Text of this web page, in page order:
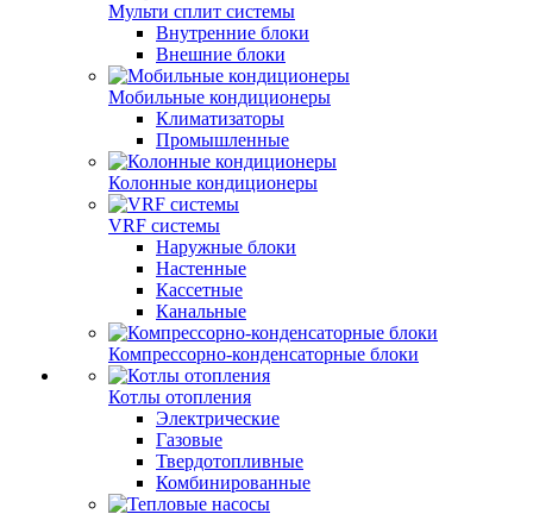
Мульти сплит системы
Внутренние блоки
Внешние блоки
Мобильные кондиционеры
Климатизаторы
Промышленные
Колонные кондиционеры
VRF системы
Наружные блоки
Настенные
Кассетные
Канальные
Компрессорно-конденсаторные блоки
Котлы отопления
Электрические
Газовые
Твердотопливные
Комбинированные